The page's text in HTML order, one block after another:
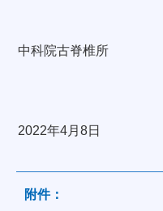
中科院古脊椎所
2022年4月8日
附件：